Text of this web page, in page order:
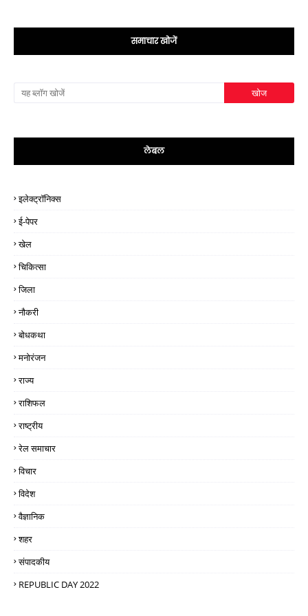
समाचार खोजें
लेबल
इलेक्ट्रॉनिक्स
ई-पेपर
खेल
चिकित्सा
जिला
नौकरी
बोधकथा
मनोरंजन
राज्य
राशिफल
राष्ट्रीय
रेल समाचार
विचार
विदेश
वैज्ञानिक
शहर
संपादकीय
REPUBLIC DAY 2022